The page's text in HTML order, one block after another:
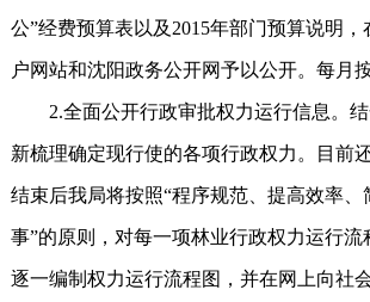
公”经费预算表以及2015年部门预算说明，
户网站和沈阳政务公开网予以公开。每月
2.全面公开行政审批权力运行信息。结
新梳理确定现行使的各项行政权力。目前
结束后我局将按照“程序规范、提高效率
事”的原则，对每一项林业行政权力运行流
逐一编制权力运行流程图，并在网上向社